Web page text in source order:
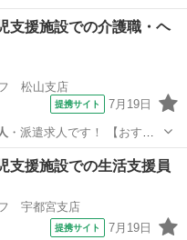
支援施設での介護職・ヘ
松山支店
提携サイト 7月19日
・派遣求人です！ 【おすす
支援施設での生活支援員
宇都宮支店
提携サイト 7月19日